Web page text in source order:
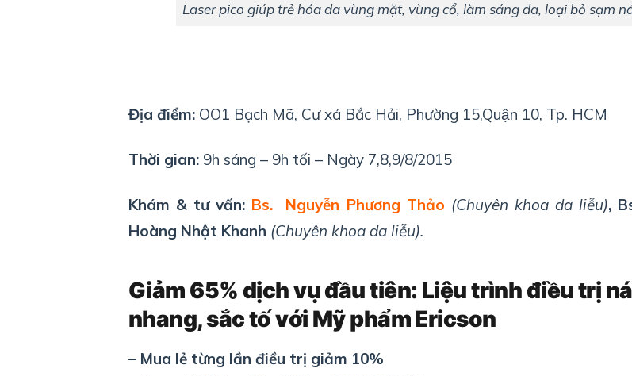
Laser pico giúp trẻ hóa da vùng mặt, vùng cổ, làm sáng da, loại bỏ sạm
Địa điểm: OO1 Bạch Mã, Cư xá Bắc Hải, Phường 15,Quận 10, Tp. HCM
Thời gian: 9h sáng – 9h tối – Ngày 7,8,9/8/2015
Khám & tư vấn: Bs. Nguyễn Phương Thảo (Chuyên khoa da liễu),
Hoàng Nhật Khanh (Chuyên khoa da liễu).
Giảm 65% dịch vụ đầu tiên: Liệu trình điều trị
nhang, sắc tố với Mỹ phẩm Ericson
– Mua lẻ từng lần điều trị giảm 10%